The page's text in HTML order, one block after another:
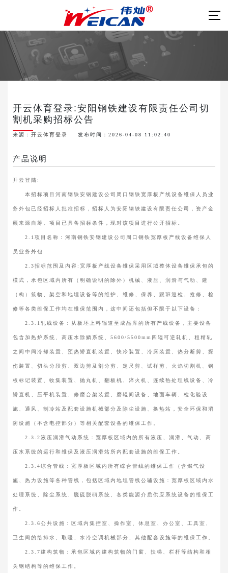
开云体育登录:安阳钢铁建设有限责任公司切
割机采购招标公告
来源： 开云体育登录 发布时间：2026-04-08 11:02:40
产品说明
开云登陆:
本招标项目河南钢铁安钢建设公司周口钢铁宽厚板产线设备维保人员业
务外包已经招标人批准招标，招标人为安阳钢铁建设有限责任公司，资产金
额来源自筹。项目已具备招标条件，现对该项目进行公开招标。
2.1项目名称：河南钢铁安钢建设公司周口钢铁宽厚板产线设备维保人
员业务外包
2.3招标范围及内容:宽厚板产线设备维保采用区域整体设备维保承包的
模式，承包区域内所有（明确说明的除外）机械、液压、润滑与气动、建
（构）筑物、架空和地埋设备等的维护、维修、保养、跟班巡检、抢修、检
修等各类维保工作均在维保范围内，这中间还包括但不限于以下设备：
2.3.1轧线设备：从板坯上料辊道至成品库的所有产线设备，主要设备
包含加热炉系统、高压水除鳞系统、5600/5500mm四辊可逆轧机、粗精轧
之间中间冷却装置、预热矫直机装置、快冷装置、冷床装置、热分断剪、探
伤装置、切头分段剪、双边剪及剖分剪、定尺剪、试样剪、火焰切割机、钢
板标记装置、收集装置、抛丸机、翻板机、淬火机、连续热处理线设备、冷
矫直机、压平机装置、修磨台架装置、磨辊间设备、地面车辆、检化验设
施、通风、制冷站及配套设施机械部分及除尘设施、换热站，安全环保和消
防设施（不含电控部分）等相关配套设备的维保工作。
2.3.2液压润滑气动系统：宽厚板区域内的所有液压、润滑、气动、高
压水系统的运行和维保及液压润滑站所内配套设施的维保工作。
2.3.4综合管线：宽厚板区域内所有综合管线的维保工作（含燃气设
施、热力设施等各种管线，包括区域内地埋管线公辅设施：宽厚板区域内水
处理系统、除尘系统、脱硫脱硝系统、各类能源介质供应系统设备的维保工
作。
2.3.6公共设施：区域内集控室、操作室、休息室、办公室、工具室、
卫生间的给排水、取暖、水冷空调机械部分、其他配套设施等的维保工作。
2.3.7建构筑物：承包区域内建构筑物的门窗、扶梯、栏杆等结构和相
关钢结构等的维保工作。